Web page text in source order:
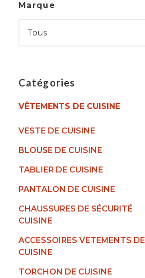
Marque
Catégories
VÊTEMENTS DE CUISINE
VESTE DE CUISINE
BLOUSE DE CUISINE
TABLIER DE CUISINE
PANTALON DE CUISINE
CHAUSSURES DE SÉCURITÉ
CUISINE
ACCESSOIRES VETEMENTS DE
CUISINE
TORCHON DE CUISINE